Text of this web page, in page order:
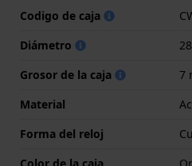
Codigo de caja
Diámetro
Grosor de la caja
7
Material
Forma del reloj